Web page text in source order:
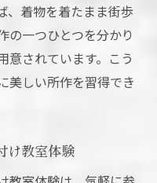
、着物を着たまま街歩
の一つひとつを分かり
意されています。こう
美しい所作を習得でき
け教室体験